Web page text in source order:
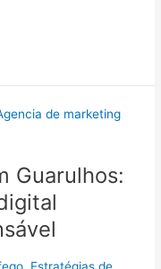
Guarulhos:
, Estratégias de